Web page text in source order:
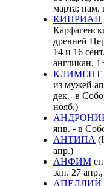
марта; пам.
КИПРИАН
древней
14 и 16
англикан.
КЛИМЕНТ
из мужей
дек.- в
нояб.)
янв. - в
АНТИПА
апр.)
АНФИМ
зап. 27
АПЕЛЛИЙ